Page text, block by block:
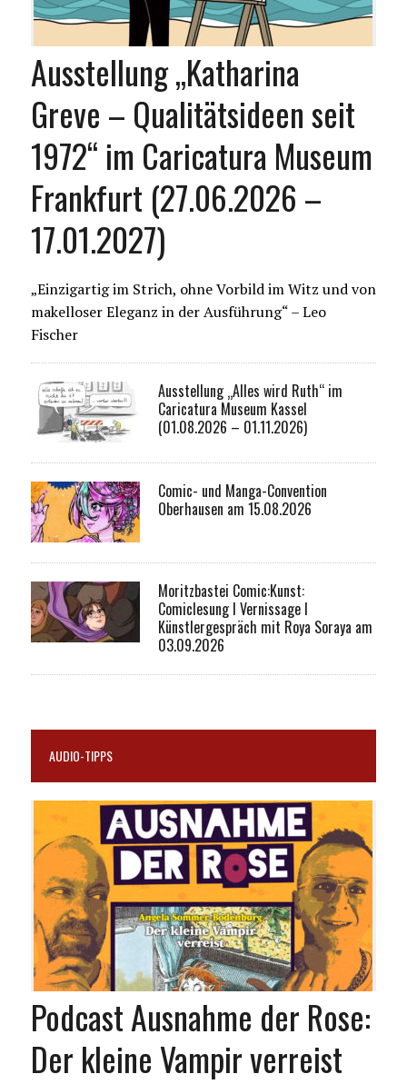
Ausstellung „Katharina
Greve – Qualitätsideen seit
1972“ im Caricatura Museum
Frankfurt (27.06.2026 –
17.01.2027)
„Einzigartig im Strich, ohne Vorbild im Witz und von
makelloser Eleganz in der Ausführung“ – Leo
Fischer
Ausstellung „Alles wird Ruth“ im
Caricatura Museum Kassel
(01.08.2026 – 01.11.2026)
Comic- und Manga-Convention
Oberhausen am 15.08.2026
Moritzbastei Comic:Kunst:
Comiclesung I Vernissage I
Künstlergespräch mit Roya Soraya am
03.09.2026
AUDIO-TIPPS
Podcast Ausnahme der Rose:
Der kleine Vampir verreist